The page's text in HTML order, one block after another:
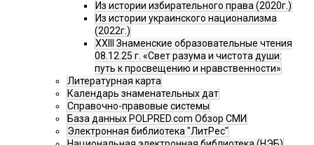
Из истории избирательного права (2020г.)
Из истории украинского национализма
(2022г.)
XXIII Знаменские образовательные чтения
08.12.25 г. «Свет разума и чистота души:
путь к просвещению и нравственности»
Литературная карта
Календарь знаменательных дат
Справочно-правовые системы
База данных POLPRED.com Обзор СМИ
Электронная библиотека "ЛитРес"